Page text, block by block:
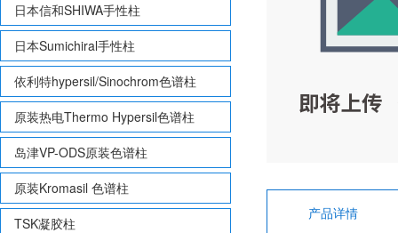
日本信和SHIWA手性柱
日本Sumichiral手性柱
依利特hypersil/Sinochrom色谱柱
原装热电Thermo Hypersil色谱柱
岛津VP-ODS原装色谱柱
原装Kromasil 色谱柱
TSK凝胶柱
产品详情